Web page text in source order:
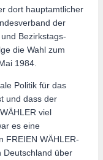
dort hauptamtlicher
der
Bezirkstags-
die Wahl zum
1984.
Politik für das
und dass der
viel
es eine
FREIEN WÄHLER-
Deutschland über